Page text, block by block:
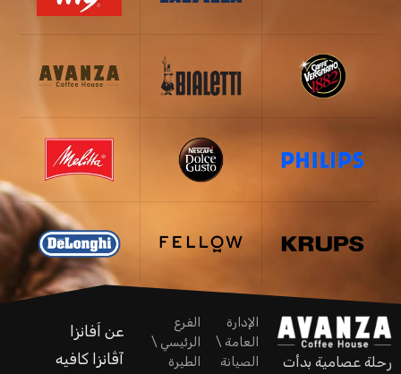
رحلة عصامية بدأت
الإدارة
العامة \
الصيانة
الفرع
الرئيسي \
الطيرة
عن اَفانزا
آڤانزا كافيه